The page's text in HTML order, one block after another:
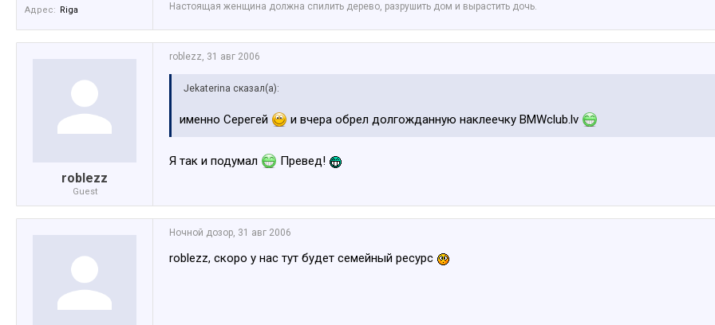
Адрес: Riga Настоящая женщина должна спилить дерево, разрушить дом и вырастить дочь.
roblezz
Guest
roblezz 31 авг 2006
Jekaterina сказал(а):
именно Серегей и вчера обрел долгожданную наклеечку BMWclub.lv
Я так и подумал Превед!
Ночной дозор 31 авг 2006
roblezz, скоро у нас тут будет семейный ресурс